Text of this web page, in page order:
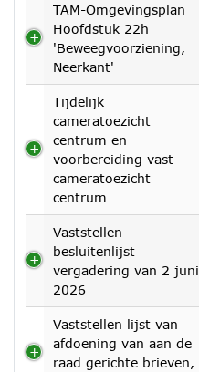
TAM-Omgevingsplan
Hoofdstuk 22h
'Beweegvoorziening,
Neerkant'
Tijdelijk
cameratoezicht
centrum en
voorbereiding vast
cameratoezicht
centrum
Vaststellen
besluitenlijst
vergadering van 2 juni
2026
Vaststellen lijst van
afdoening van aan de
raad gerichte brieven,